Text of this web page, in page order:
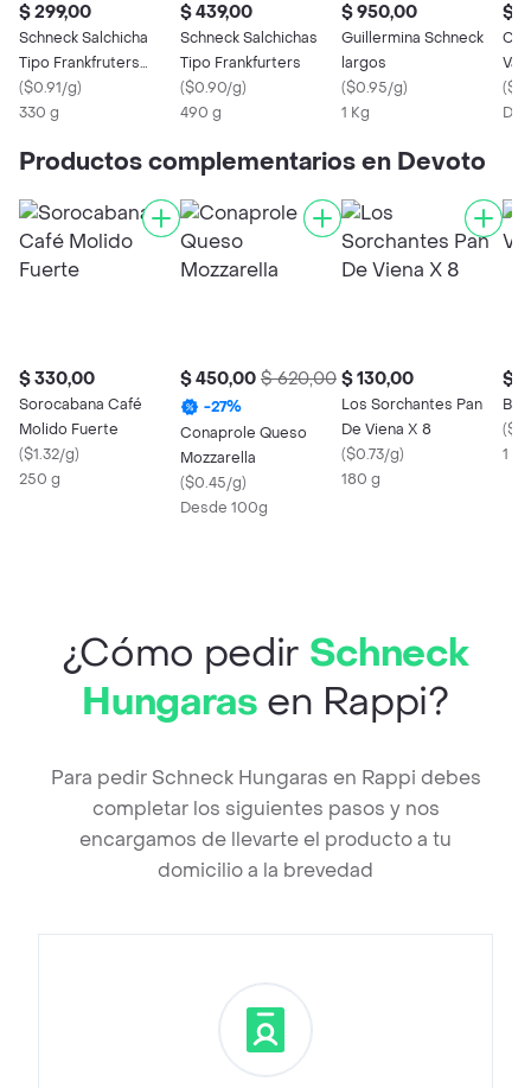
$ 299,00
Schneck Salchicha
Tipo Frankfruters
Cortos1
($0.91/g)
330 g
$ 439,00
Schneck Salchichas
Tipo Frankfurters
($0.90/g)
490 g
$ 950,00
Guillermina Schneck
largos
($0.95/g)
1 Kg
$
(
Productos complementarios en Devoto
$ 330,00
Sorocabana Café
Molido Fuerte
($1.32/g)
250 g
$ 450,00 $ 620,00
-27%
Conaprole Queso
Mozzarella
($0.45/g)
Desde 100g
$ 130,00
Los Sorchantes Pan
De Viena X 8
($0.73/g)
180 g
$
(
1 x
¿Cómo pedir Schneck
Hungaras en Rappi?
Para pedir Schneck Hungaras en Rappi debes
completar los siguientes pasos y nos
encargamos de llevarte el producto a tu
domicilio a la brevedad